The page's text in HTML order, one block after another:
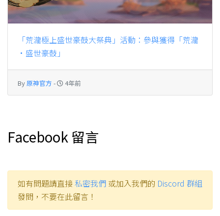
「荒瀧極上盛世豪鼓大祭典」活動：參與獲得「荒瀧
·盛世豪鼓」
By原神官方 - 4年前
Facebook 留言
如有問題請直接私密我們 或加入我們的 Discord 群組
發問，不要在此留言！